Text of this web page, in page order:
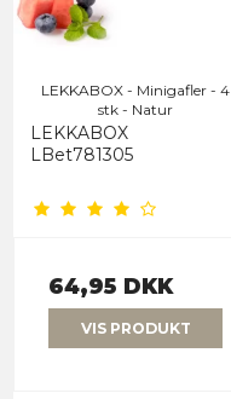
LEKKABOX - Minigafler - 4
stk - Natur
LEKKABOX
LBet781305
64,95 DKK
VIS PRODUKT